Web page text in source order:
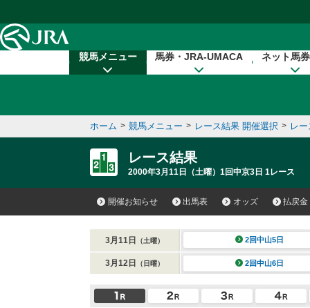
競馬メニュー 馬券・JRA-UMACA ネット馬
ホーム > 競馬メニュー > レース結果 開催選択 > レ
レース結果
2000年3月11日（土曜）1回中京3日 1レース
開催お知らせ 出馬表 オッズ 払戻金
3月11日 （土曜） 2回中山5日
3月12日 （日曜） 2回中山6日